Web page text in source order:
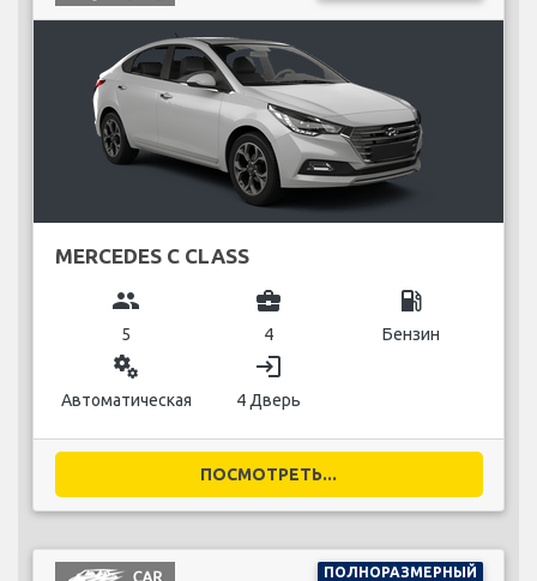
group
5
business_center
5
local_gas_station
miscellaneous_services
Автоматическая
login
5 Дверь
ПОСМОТРЕТЬ...
СТАНДАРТНЫЙ
MERCEDES CLA